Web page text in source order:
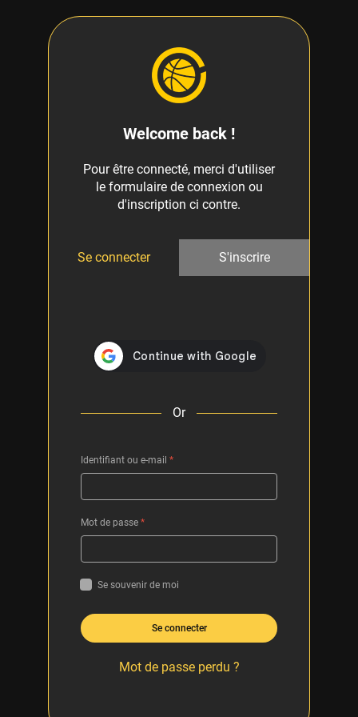
Welcome back !
Pour être connecté, merci d'utiliser
le formulaire de connexion ou
d'inscription ci contre.
Se connecter S'inscrire
Or
Identifiant ou e-mail *
Mot de passe *
Se souvenir de moi
Se connecter
Mot de passe perdu ?